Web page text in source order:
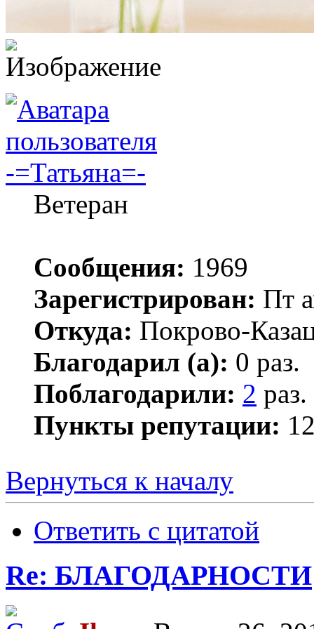
-=Татьяна=-
Ветеран
Сообщения: 1969
Зарегистрирован: Пт
Откуда: Покрово-
Благодарил (а): 0 раз.
Поблагодарили: 2 раз.
Пункты репутации:
Вернуться к началу
Ответить с цитатой
Re: БЛАГОДАРНОСТИ